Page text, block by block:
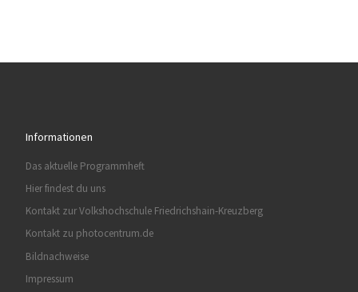
Informationen
Das aktuelle Programmheft
Hier findest du uns
Kontakt zur Volkshochschule Friedrichshain-Kreuzberg
Kontakt zu photocentrum.de
Bildnachweise
Impressum